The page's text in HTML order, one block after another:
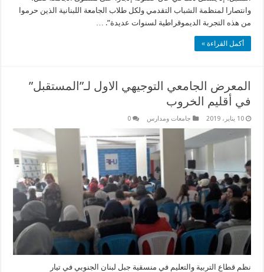
وانتصارا لمنظمة الشباب التقدمي ولكل طلاب الجامعة اللبنانية الذين حرموا
من هذه التجربة الديموقراطية لسنوات عديدة”. …
أكمل القراءة »
المعرض الجامعي التوجيهي الاول لـ”المستقبل”
في أقليم الخروب
10 يناير، 2019 جامعات ومدارس 0
نظم قطاع التربية والتعليم في منسقية جبل لبنان الجنوبي في تيار